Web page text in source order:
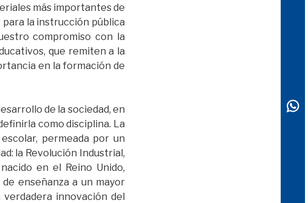
más importantes de
la instrucción pública
compromiso con la
que remiten a la
en la formación de
de la sociedad, en
como disciplina. La
permeada por un
la Revolución Industrial,
en el Reino Unido,
enseñanza a un mayor
innovación del